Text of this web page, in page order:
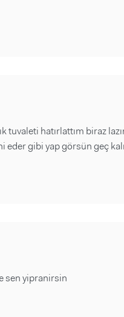
tuvaleti hatırlattım biraz
gibi yap görsün geç
sen yipranirsin